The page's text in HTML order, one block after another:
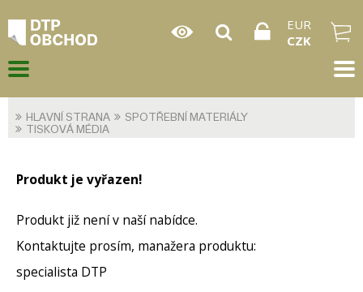
EUR
CZK
HLAVNÍ STRANA
SPOTŘEBNÍ MATERIÁLY
TISKOVÁ MÉDIA
Produkt je vyřazen!
Produkt již není v naší nabídce.
Kontaktujte prosím, manažera produktu:
specialista DTP